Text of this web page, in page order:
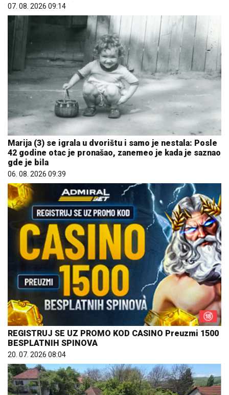
07. 08. 2026 09:14
Marija (3) se igrala u dvorištu i samo je nestala: Posle
42 godine otac je pronašao, zanemeo je kada je saznao
gde je bila
06. 08. 2026 09:39
REGISTRUJ SE UZ PROMO KOD CASINO Preuzmi 1500
BESPLATNIH SPINOVA
20. 07. 2026 08:04